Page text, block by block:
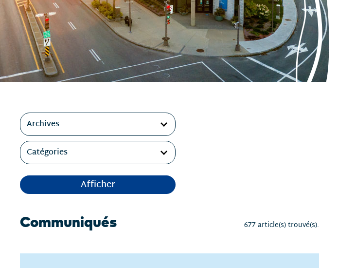
Filtres
Archives
Catégories
Afficher
Communiqués 677 article(s) trouvé(s).